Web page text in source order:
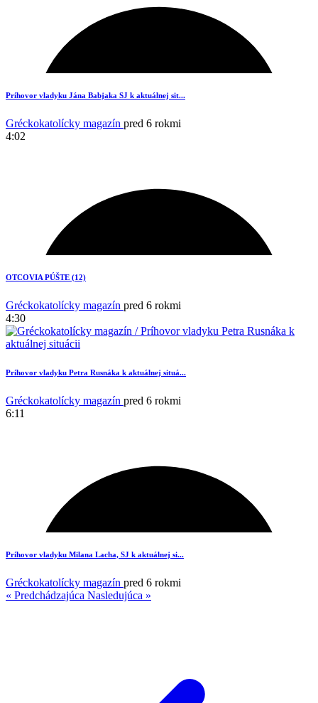
2
Príhovor vladyku Jána Babjaka SJ k aktuálnej sit...
Gréckokatolícky magazín pred 6 rokmi
4:02
OTCOVIA PÚŠTE (12)
Gréckokatolícky magazín pred 6 rokmi
4:30
Príhovor vladyku Petra Rusnáka k aktuálnej situá...
Gréckokatolícky magazín pred 6 rokmi
6:11
Príhovor vladyku Milana Lacha, SJ k aktuálnej si...
Gréckokatolícky magazín pred 6 rokmi
« Predchádzajúca Nasledujúca »